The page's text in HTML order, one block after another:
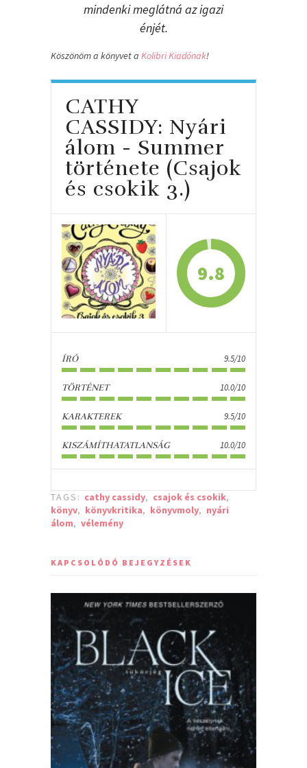
mindenki meglátná az igazi
énjét.
Köszönöm a könyvet a Kolibri Kiadónak!
CATHY
CASSIDY: Nyári
álom - Summer
története (Csajok
és csokik 3.)
9.8
ÍRÓ 9.5/10
TÖRTÉNET 10.0/10
KARAKTEREK 9.5/10
KISZÁMÍTHATATLANSÁG 10.0/10
TAGS: cathy cassidy, csajok és csokik,
könyv, könyvkritika, könyvmoly, nyári
álom, vélemény
KAPCSOLÓDÓ BEJEGYZÉSEK